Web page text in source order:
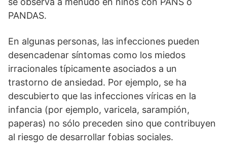
PANDAS.
En algunas personas, las infecciones pueden
desencadenar síntomas como los miedos
irracionales típicamente asociados a un
trastorno de ansiedad. Por ejemplo, se ha
descubierto que las infecciones víricas en la
infancia (por ejemplo, varicela, sarampión,
paperas) no sólo preceden sino que contribuyen
al riesgo de desarrollar fobias sociales.